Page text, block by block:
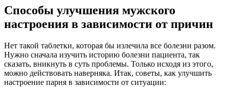
Способы улучшения мужского
настроения в зависимости от причин
Нет такой таблетки, которая бы излечила все болезни разом.
Нужно сначала изучить историю болезни пациента, так
сказать, вникнуть в суть проблемы. Только исходя из этого,
можно действовать наверняка. Итак, советы, как улучшить
настроение парня в зависимости от ситуации: